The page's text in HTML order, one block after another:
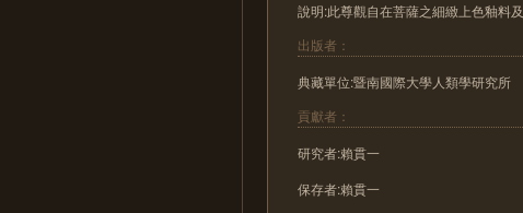
說明:此尊觀自在菩薩之細緻上色釉料
出版者：
典藏單位:暨南國際大學人類學研究所
貢獻者：
研究者:賴貫一
保存者:賴貫一